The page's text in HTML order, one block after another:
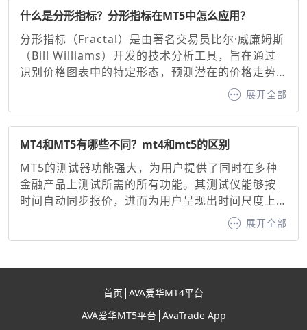
（26周期EMA）、信号线（9周期EMA）。调整建
议：快线与慢线：缩短周期（如10/20）可增强灵敏
度，延长周期（如20/50）可过滤噪音。信号线：通
常固定为9周期EMA，用于确认买卖信号。
什么是分形指标？分形指标在MT5中怎么应用？
分形指标（Fractal）是由著名交易员比尔·威廉姆斯
（Bill Williams）开发的技术分析工具，旨在通过
识别价格图表中的特定形态，预测潜在的价格走势
并生成看涨或看跌信号。其核心原理基于混沌理论
中的自相似性原则，通过识别价格的高点或低点形
力位。分形指标作为MT5交易平台内置的经典工
具，为交易者提供了直观的价格转折点识别方法。
展开全部
MT4和MT5有哪些不同？mt4和mt5的区别
MT5的测试器功能强大，为用户提供了同时在多种
金融产品上测试所需的所有功能。其测试仪能够按
时间自动同步报价，进而为用户呈现出时间尺度上
清晰同步的盈利能力曲线。相比之下，MT4 则不具
备这一功能，这无疑是 MT4 的一大短板。不过，尽
力支持第四版终端，毕竟其受欢迎程度依旧很高。
没有想象中那么严重。
展开全部
首页 AVA爱华MT4平台
AVA爱华MT5平台 AvaTrade App